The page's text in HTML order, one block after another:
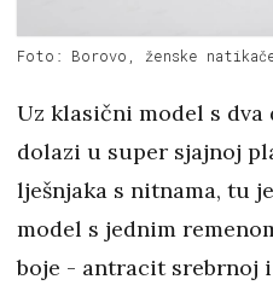
Foto: Borovo, ženske
Uz klasični model s
dolazi u super sjajnoj
lješnjaka s nitnama, tu
model s jednim
boje - antracit srebrnoj